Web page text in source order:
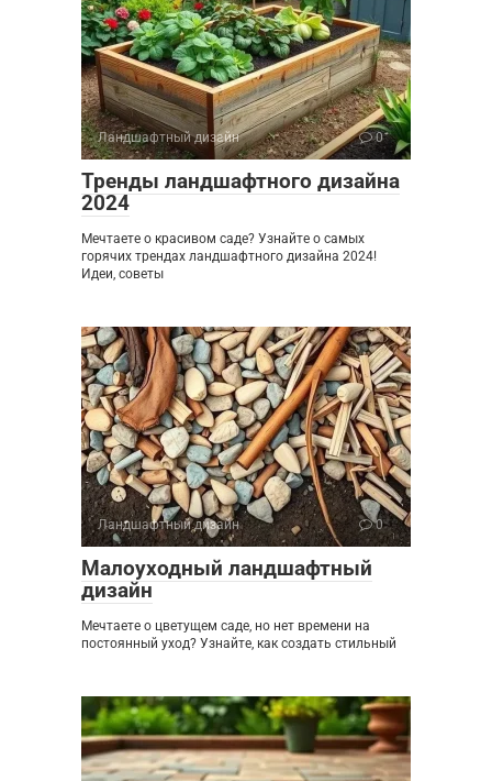
Ландшафтный дизайн 0
Тренды ландшафтного дизайна
2024
Мечтаете о красивом саде? Узнайте о самых
горячих трендах ландшафтного дизайна 2024!
Идеи, советы
Ландшафтный дизайн 0
Малоуходный ландшафтный
дизайн
Мечтаете о цветущем саде, но нет времени на
постоянный уход? Узнайте, как создать стильный